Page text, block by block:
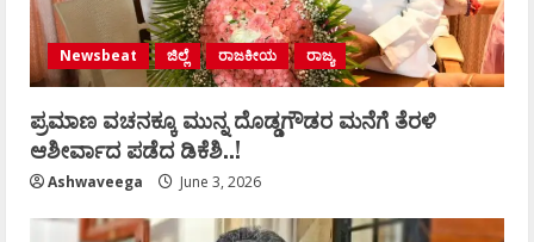
Newsbeat ಜಿಲ್ಲೆ ರಾಜಕೀಯ ರಾಜ್ಯ
ಪ್ರಮಾಣ ವಚನಕ್ಕೂ ಮುನ್ನ ದೊಡ್ಡಗೌಡರ ಮನೆಗೆ ತೆರಳಿ
ಆಶೀರ್ವಾದ ಪಡೆದ ಡಿಕೆಶಿ..!
Ashwaveega June 3, 2026